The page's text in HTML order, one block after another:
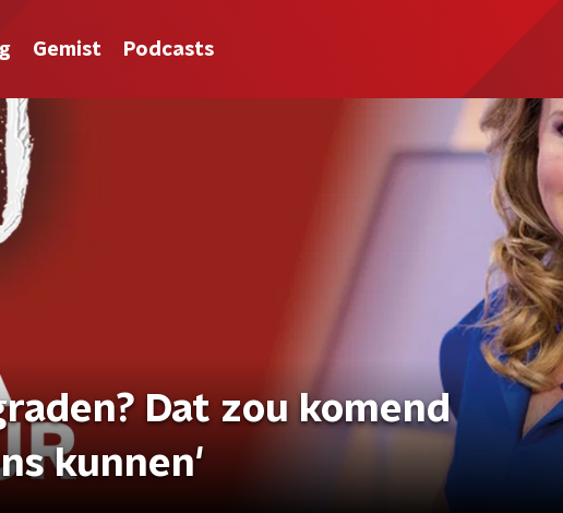
Gemist Podcasts
Dat zou komend
kunnen'